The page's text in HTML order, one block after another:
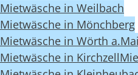
Mietwäsche in Weilbach
Mietwäsche in Mönchberg
Mietwäsche in Wörth
Mietwäsche in Kirchzell